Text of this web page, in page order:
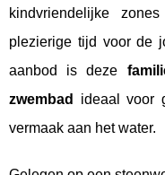
kindvriendelijke
plezierige tijd voor de
aanbod is deze
zwembad
ideaal voor
vermaak aan het water.